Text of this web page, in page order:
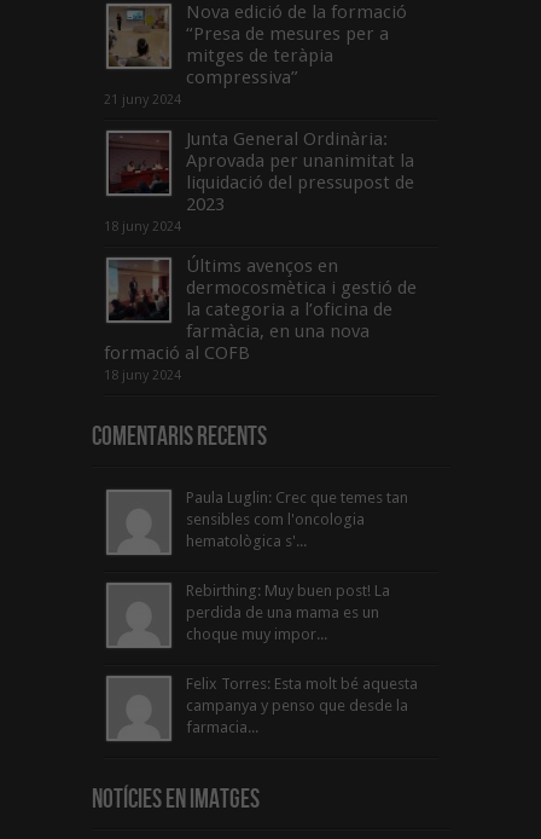
Nova edició de la formació
“Presa de mesures per a
mitges de teràpia
compressiva”
21 juny 2024
Junta General Ordinària:
Aprovada per unanimitat la
liquidació del pressupost de
2023
18 juny 2024
Últims avenços en
dermocosmètica i gestió de
la categoria a l’oficina de
farmàcia, en una nova
formació al COFB
18 juny 2024
Comentaris Recents
Paula Luglin: Crec que temes tan
sensibles com l'oncologia
hematològica s'...
Rebirthing: Muy buen post! La
perdida de una mama es un
choque muy impor...
Felix Torres: Esta molt bé aquesta
campanya y penso que desde la
farmacia...
Notícies en Imatges